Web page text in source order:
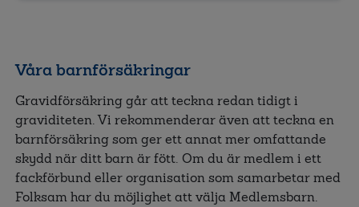
Våra barnförsäkringar
Gravidförsäkring går att teckna redan tidigt i
graviditeten. Vi rekommenderar även att teckna en
barnförsäkring som ger ett annat mer omfattande
skydd när ditt barn är fött. Om du är medlem i ett
fackförbund eller organisation som samarbetar med
Folksam har du möjlighet att välja Medlemsbarn.